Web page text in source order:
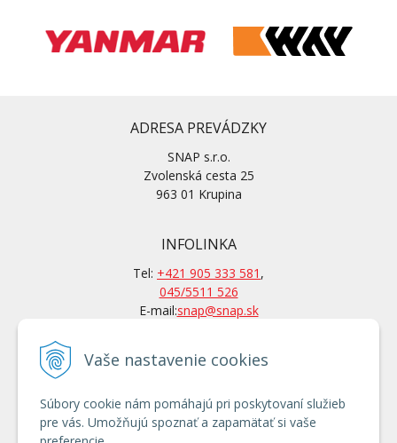
Vaše nastavenie cookies
Súbory cookie nám pomáhajú pri poskytovaní služieb
pre vás. Umožňujú spoznať a zapamätať si vaše
ADRESA PREVÁDZKY
SNAP s.r.o.
Zvolenská cesta 25
963 01 Krupina
INFOLINKA
Tel: +421 905 333 581 ,
045/5511 526
E-mail:snap@snap.sk
KONTAKTY
Po tel. dohovore aj mimo
otváracích hodín